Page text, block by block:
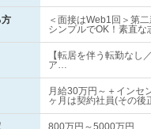
＜面接はWeb1回＞第
シンプルでOK！素直な
【転居を伴う転勤な
ア…
月給30万円～＋イン
ヶ月は契約社員(その
800万円～5000万円